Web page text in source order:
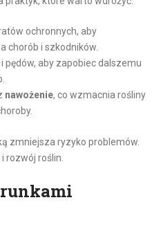
ochronnych, aby
chorób i szkodników.
pędów, aby zapobiec dalszemu
nawożenie, co wzmacnia rośliny
zmniejsza ryzyko problemów.
rozwój roślin.